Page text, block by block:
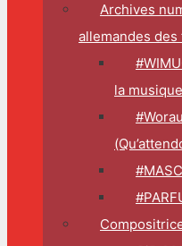
Archives
allemandes des
la